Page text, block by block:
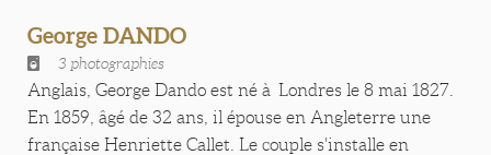
George DANDO
3 photographies
Anglais, George Dando est né à Londres le 8 mai 1827.
En 1859, âgé de 32 ans, il épouse en Angleterre une
française Henriette Callet. Le couple s'installe en